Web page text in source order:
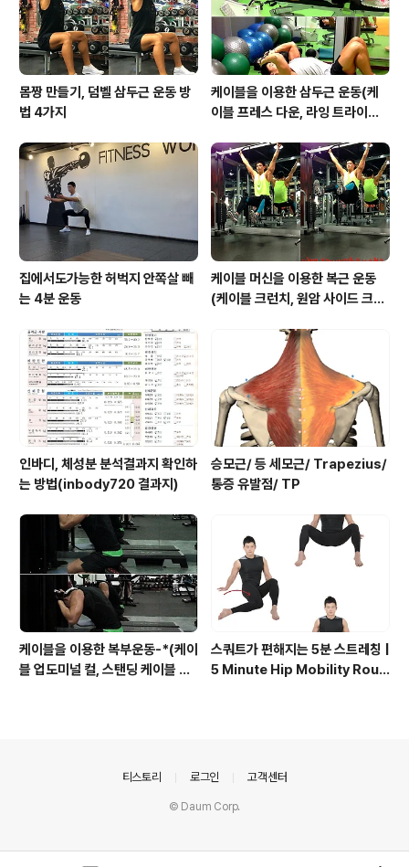
재료 : 각종 채소, ..
몸짱 만들기, 덤벨 삼두근 운동 방
법 4가지
케이블을 이용한 삼두근 운동(케
이블 프레스 다운, 라잉 트라이셉
텐션)
집에서도가능한 허벅지 안쪽살 빼
는 4분 운동
케이블 머신을 이용한 복근 운동
(케이블 크런치, 원암 사이드 크런
인바디, 체성분 분석결과지 확인하
는 방법(inbody720 결과지)
승모근/ 등 세모근/ Trapezius/
통증 유발점/ TP
케이블을 이용한 복부운동-*(케이
블 업도미널 컬, 스탠딩 케이블 우
스쿼트가 편해지는 5분 스트레칭 |
5 Minute Hip Mobility Routi
티스토리 로그인 고객센터
© Daum Corp.